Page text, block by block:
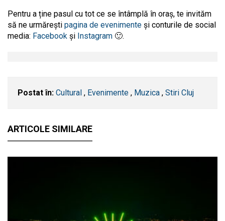
Pentru a ține pasul cu tot ce se întâmplă în oraș, te invităm
să ne urmărești pagina de evenimente și conturile de social
media: Facebook și Instagram 🙂.
Postat în: Cultural , Evenimente , Muzica , Stiri Cluj
ARTICOLE SIMILARE